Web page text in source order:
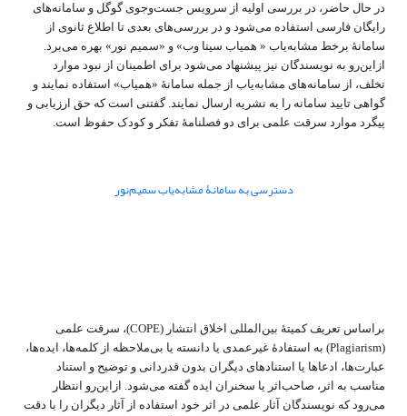
در حال حاضر، در بررسی اولیه از سرویس جست‌وجوی گوگل و سامانه‌های
رایگان فارسی استفاده می‌شود و در بررسی‌های بعدی تا اطلاع ثانوی از
سامانۀ برخط مشابه‌یاب « همیاب سینا وب» و «سمیم نور» بهره می‌برد.
از‌این‌رو به نویسندگان نیز پیشنهاد می‌شود برای اطمینان از نبود موارد
تخلف، از سامانه‌های مشابه‌یاب از جمله سامانۀ «همیاب» استفاده نمایند و
گواهی تایید سامانه را به نشریه ارسال نمایند. گفتنی است که حق ارزیابی و
پیگرد موارد سرقت علمی برای دو فصلنامۀ تفکر و کودک حفوظ است.
دسترسی به سامانۀ مشابه‌یاب سمیم‌نور
براساس تعریف کمیتۀ بین‌المللی اخلاق انتشار (COPE)، سرقت علمی
(Plagiarism) به استفادۀ غیرعمدی یا دانسته یا بی‌ملاحظه از کلمه‌ها، ایده‌ها،
عبارت‌ها، ادعاها یا استنادهای دیگران بدون قدردانی و توضیح و استناد
مناسب به اثر، صاحب‌اثر یا سخنران ایده گفته می‌شود. ازاین‌رو انتظار
می‌رود که نویسندگان آثار علمی در اثر خود استفاده از آثار دیگران را با دقت